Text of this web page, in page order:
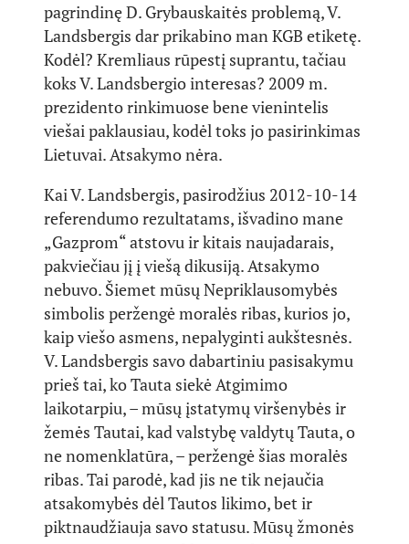
pagrindinę D. Grybauskaitės problemą, V.
Landsbergis dar prikabino man KGB etiketę.
Kodėl? Kremliaus rūpestį suprantu, tačiau
koks V. Landsbergio interesas? 2009 m.
prezidento rinkimuose bene vienintelis
viešai paklausiau, kodėl toks jo pasirinkimas
Lietuvai. Atsakymo nėra.
Kai V. Landsbergis, pasirodžius 2012-10-14
referendumo rezultatams, išvadino mane
„Gazprom“ atstovu ir kitais naujadarais,
pakviečiau jį į viešą dikusiją. Atsakymo
nebuvo. Šiemet mūsų Nepriklausomybės
simbolis peržengė moralės ribas, kurios jo,
kaip viešo asmens, nepalyginti aukštesnės.
V. Landsbergis savo dabartiniu pasisakymu
prieš tai, ko Tauta siekė Atgimimo
laikotarpiu, – mūsų įstatymų viršenybės ir
žemės Tautai, kad valstybę valdytų Tauta, o
ne nomenklatūra, – peržengė šias moralės
ribas. Tai parodė, kad jis ne tik nejaučia
atsakomybės dėl Tautos likimo, bet ir
piktnaudžiauja savo statusu. Mūsų žmonės